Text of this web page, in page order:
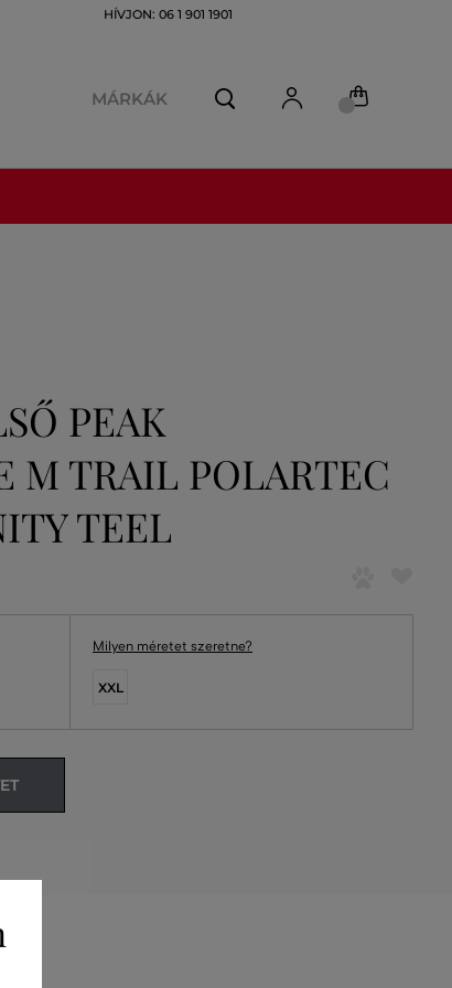
HÍVJON: 06 1 901 1901
MÁRKÁK
PEAK
M TRAIL POLARTEC
TEEL
Milyen méretet szeretne?
XXL